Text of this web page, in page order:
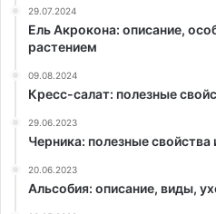
29.07.2024
Ель Акрокона: описание,
растением
09.08.2024
Кресс-салат: полезные
29.06.2023
Черника: полезные свойства
20.06.2023
Альсобия: описание, виды,